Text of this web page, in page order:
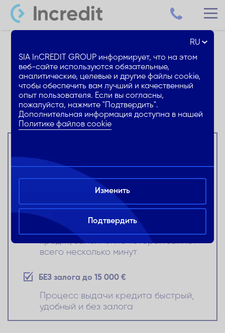
Кредиты предприятиям
Всегда особенные предложения для развития
вашего бизнеса
Преимущества
Удобный и безопасный вариант
подать заявку на кредит не выходя
Оформление за 3 минуты
Упрощенная форма заявки на
кредит, заполнение которой займет
всего несколько минут
БЕЗ залога до 15 000 €
Процесс выдачи кредита быстрый,
удобный и без залога
RU
SIA InCREDIT GROUP информирует, что на этом
веб-сайте используются обязательные,
аналитические, целевые и другие файлы cookie,
чтобы обеспечить вам лучший и качественный
опыт пользователя. Если вы согласны,
пожалуйста, нажмите "Подтвердить".
Дополнительная информация доступна в нашей
Политике файлов cookie
Изменить
Подтвердить